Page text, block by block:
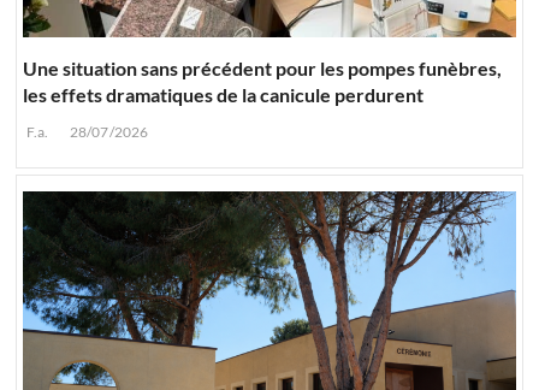
Une situation sans précédent pour les pompes funèbres,
les effets dramatiques de la canicule perdurent
F.a. 28/07/2026